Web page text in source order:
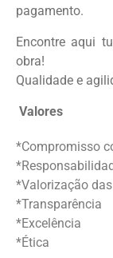
pagamento.
Encontre aqui
obra!
Qualidade e
Valores
*Compromisso
*Valorização
*Transparência
*Excelência
*Ética